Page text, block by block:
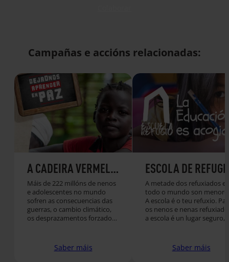
Campañas e accións relacionadas:
A CADEIRA VERMELLA
Máis de 222 millóns de nenos
e adolescentes no mundo
sofren as consecuencias das
guerras, o cambio climático,
os desprazamentos forzados
lugar onde deben estar: a
Saber máis
ESCOLA DE
A metade dos refuxiados
todo o mundo son
A escola é o teu refuxio.
os nenos e nenas
a escola é un lugar seguro,
Saber máis